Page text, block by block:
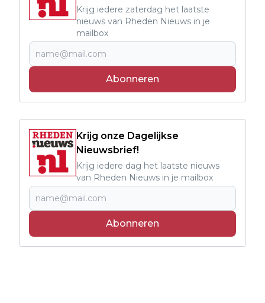
Krijg iedere zaterdag het laatste
nieuws van Rheden Nieuws in je
mailbox
Abonneren
Krijg onze Dagelijkse
Nieuwsbrief!
Krijg iedere dag het laatste nieuws
van Rheden Nieuws in je mailbox
Abonneren